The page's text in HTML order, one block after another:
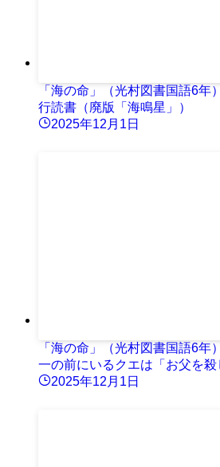
「海の命」（光村図書国語6
行読書（廃版「海鳴星」）
2025年12月1日
「海の命」（光村図書国語6
一の前にいるクエは「お父を
2025年12月1日